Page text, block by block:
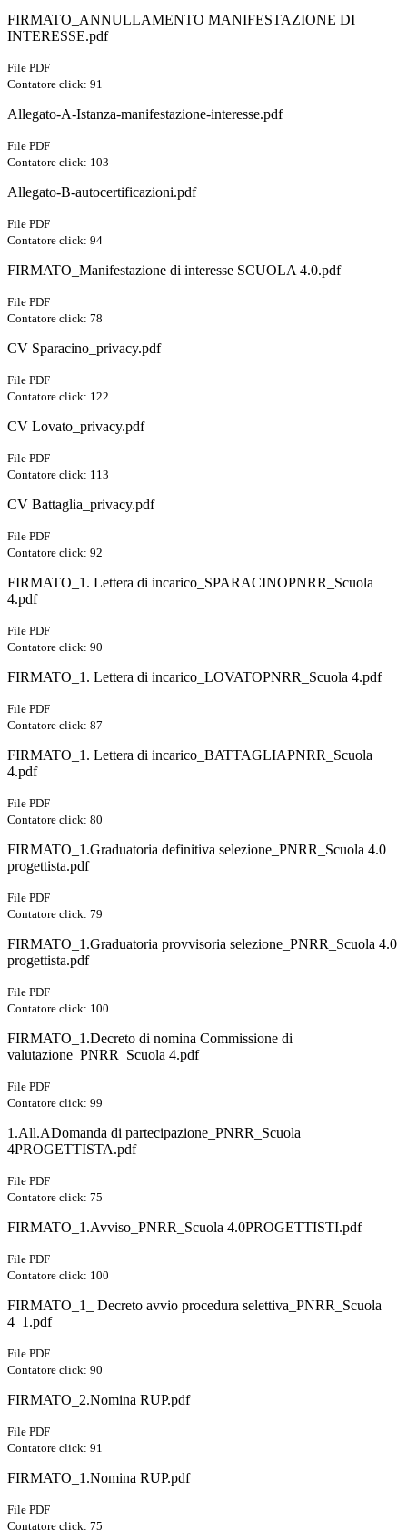
FIRMATO_ANNULLAMENTO MANIFESTAZIONE DI
INTERESSE.pdf
File PDF
Contatore click: 91
Allegato-A-Istanza-manifestazione-interesse.pdf
File PDF
Contatore click: 103
Allegato-B-autocertificazioni.pdf
File PDF
Contatore click: 94
FIRMATO_Manifestazione di interesse SCUOLA 4.0.pdf
File PDF
Contatore click: 78
CV Sparacino_privacy.pdf
File PDF
Contatore click: 122
CV Lovato_privacy.pdf
File PDF
Contatore click: 113
CV Battaglia_privacy.pdf
File PDF
Contatore click: 92
FIRMATO_1. Lettera di incarico_SPARACINOPNRR_Scuola
4.pdf
File PDF
Contatore click: 90
FIRMATO_1. Lettera di incarico_LOVATOPNRR_Scuola 4.pdf
File PDF
Contatore click: 87
FIRMATO_1. Lettera di incarico_BATTAGLIAPNRR_Scuola
4.pdf
File PDF
Contatore click: 80
FIRMATO_1.Graduatoria definitiva selezione_PNRR_Scuola 4.0
progettista.pdf
File PDF
Contatore click: 79
FIRMATO_1.Graduatoria provvisoria selezione_PNRR_Scuola 4.0
progettista.pdf
File PDF
Contatore click: 100
FIRMATO_1.Decreto di nomina Commissione di
valutazione_PNRR_Scuola 4.pdf
File PDF
Contatore click: 99
1.All.ADomanda di partecipazione_PNRR_Scuola
4PROGETTISTA.pdf
File PDF
Contatore click: 75
FIRMATO_1.Avviso_PNRR_Scuola 4.0PROGETTISTI.pdf
File PDF
Contatore click: 100
FIRMATO_1_ Decreto avvio procedura selettiva_PNRR_Scuola
4_1.pdf
File PDF
Contatore click: 90
FIRMATO_2.Nomina RUP.pdf
File PDF
Contatore click: 91
FIRMATO_1.Nomina RUP.pdf
File PDF
Contatore click: 75